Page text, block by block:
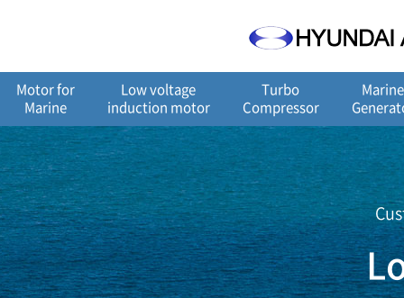
로
가
기
로
바
로
기
Motor for
Marine
Low voltage
induction motor
Turbo
Compressor
Marine